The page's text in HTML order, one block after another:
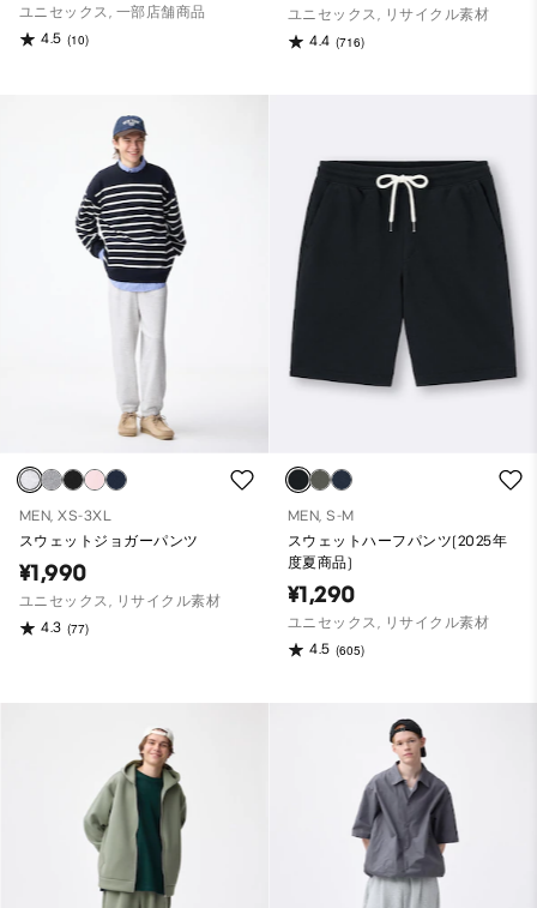
ユニセックス, 一部店舗商品
4.5 (10)
ユニセックス, リサイクル素材
4.4 (716)
MEN, XS-3XL
スウェットジョガーパンツ
¥1,990
ユニセックス, リサイクル素材
4.3 (77)
MEN, S-M
スウェットハーフパンツ(2025年
度夏商品)
¥1,290
ユニセックス, リサイクル素材
4.5 (605)